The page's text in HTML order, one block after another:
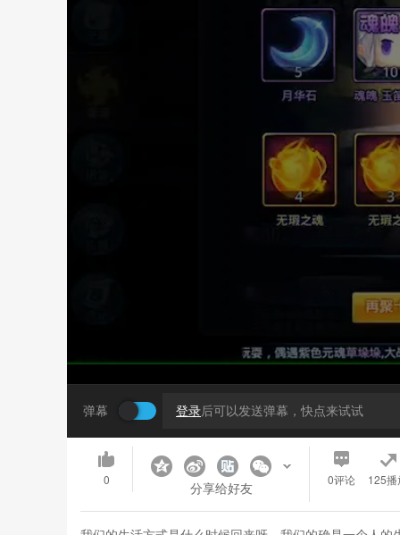
弹幕 登录后可以发送弹幕，快点来试试
0 分享给好友 0评论 125播